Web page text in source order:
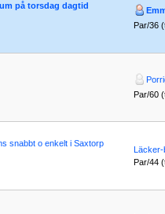
på torsdag dagtid
Par/36
Par/60
snabbt o enkelt i Saxtorp
Läcker-
Par/44